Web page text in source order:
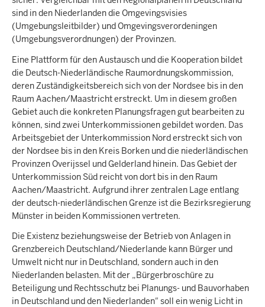
sind in den Niederlanden die Omgevingsvisies
(Umgebungsleitbilder) und Omgevingsverordeningen
(Umgebungsverordnungen) der Provinzen.
Eine Plattform für den Austausch und die Kooperation bildet
die Deutsch-Niederländische Raumordnungskommission,
deren Zuständigkeitsbereich sich von der Nordsee bis in den
Raum Aachen/Maastricht erstreckt. Um in diesem großen
Gebiet auch die konkreten Planungsfragen gut bearbeiten zu
können, sind zwei Unterkommissionen gebildet worden. Das
Arbeitsgebiet der Unterkommission Nord erstreckt sich von
der Nordsee bis in den Kreis Borken und die niederländischen
Provinzen Overijssel und Gelderland hinein. Das Gebiet der
Unterkommission Süd reicht von dort bis in den Raum
Aachen/Maastricht. Aufgrund ihrer zentralen Lage entlang
der deutsch-niederländischen Grenze ist die Bezirksregierung
Münster in beiden Kommissionen vertreten.
Die Existenz beziehungsweise der Betrieb von Anlagen in
Grenzbereich Deutschland/Niederlande kann Bürger und
Umwelt nicht nur in Deutschland, sondern auch in den
Niederlanden belasten. Mit der „Bürgerbroschüre zu
Beteiligung und Rechtsschutz bei Planungs- und Bauvorhaben
in Deutschland und den Niederlanden″ soll ein wenig Licht in